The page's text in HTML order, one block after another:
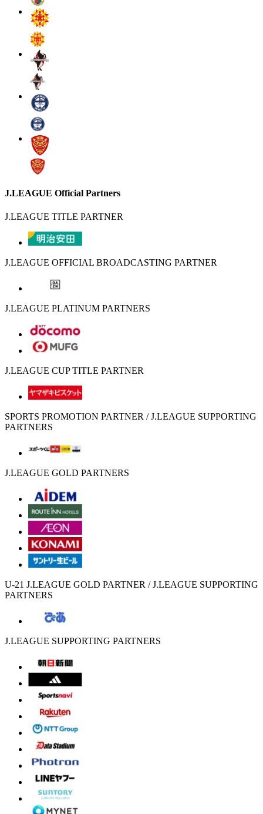
J.LEAGUE Official Partners
J.LEAGUE TITLE PARTNER
J.LEAGUE OFFICIAL BROADCASTING PARTNER
J.LEAGUE PLATINUM PARTNERS
J.LEAGUE CUP TITLE PARTNER
SPORTS PROMOTION PARTNER / J.LEAGUE SUPPORTING
PARTNERS
J.LEAGUE GOLD PARTNERS
U-21 J.LEAGUE GOLD PARTNER / J.LEAGUE SUPPORTING
PARTNERS
J.LEAGUE SUPPORTING PARTNERS